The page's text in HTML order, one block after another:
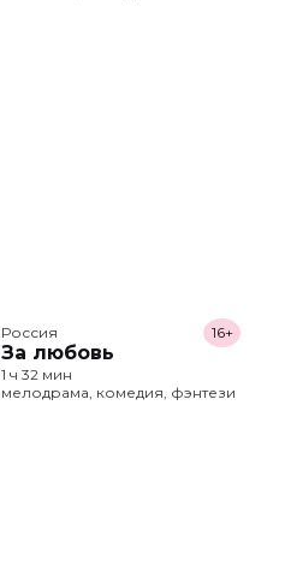
Россия
За любовь
16+
1 ч 32 мин
мелодрама, комедия, фэнтези